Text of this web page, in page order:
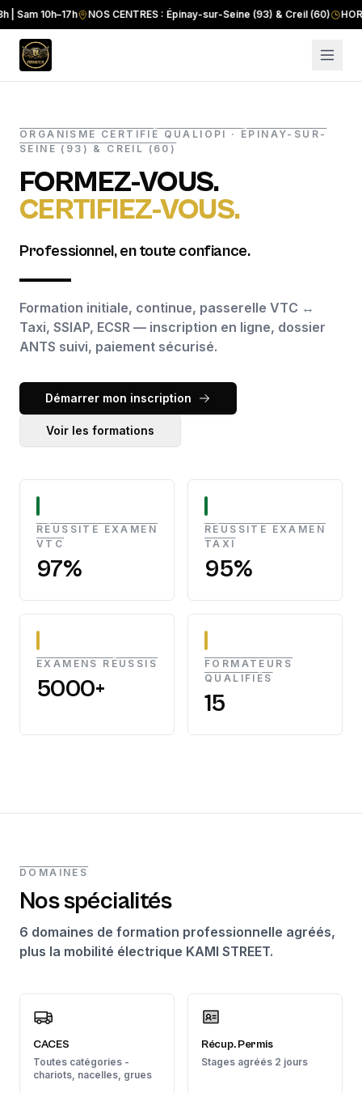
10h–17h NOS CENTRES : Épinay-sur-Seine (93) & Creil (60)
ORGANISME CERTIFIÉ QUALIOPI · ÉPINAY-SUR-
SEINE (93) & CREIL (60)
FORMEZ-VOUS.
CERTIFIEZ-VOUS.
Professionnel, en toute confiance.
Formation initiale, continue, passerelle VTC ↔
Taxi, SSIAP, ECSR — inscription en ligne, dossier
ANTS suivi, paiement sécurisé.
Démarrer mon inscription
Voir les formations
RÉUSSITE EXAMEN
VTC
97%
RÉUSSITE EXAMEN
TAXI
95%
EXAMENS RÉUSSIS
5000+
FORMATEURS
QUALIFIÉS
15
DOMAINES
Nos spécialités
6 domaines de formation professionnelle agréés,
plus la mobilité électrique KAMI STREET.
CACES
Toutes catégories -
chariots, nacelles, grues
Récup. Permis
Stages agréés 2 jours